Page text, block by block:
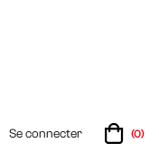
Se connecter (0)